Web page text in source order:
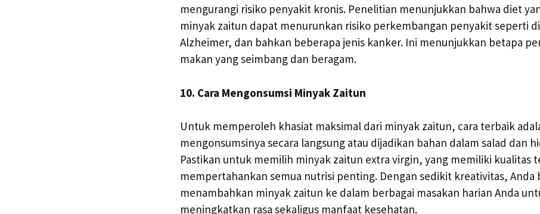
mengurangi risiko penyakit kronis. Penelitian menunjukkan bahwa diet
minyak zaitun dapat menurunkan risiko perkembangan penyakit seperti
Alzheimer, dan bahkan beberapa jenis kanker. Ini menunjukkan betapa
makan yang seimbang dan beragam.
10. Cara Mengonsumsi Minyak Zaitun
Untuk memperoleh khasiat maksimal dari minyak zaitun, cara terbaik
mengonsumsinya secara langsung atau dijadikan bahan dalam salad dan
Pastikan untuk memilih minyak zaitun extra virgin, yang memiliki kualitas
mempertahankan semua nutrisi penting. Dengan sedikit kreativitas, Anda
menambahkan minyak zaitun ke dalam berbagai masakan harian Anda
meningkatkan rasa sekaligus manfaat kesehatan.